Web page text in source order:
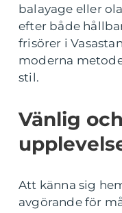
balayage eller
efter både
frisörer i
moderna
stil.
Vänlig
Att känna sig
avgörande för